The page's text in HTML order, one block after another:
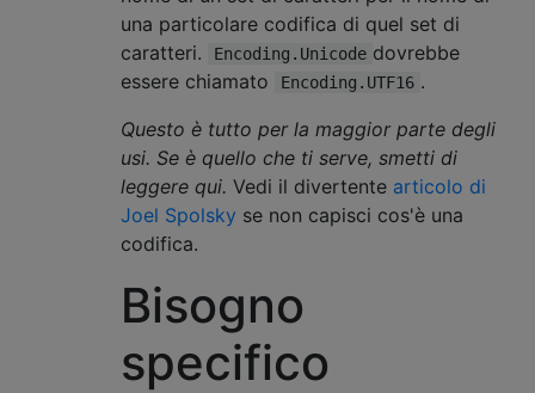
una particolare codifica di quel set di
caratteri.
Encoding.Unicode dovrebbe
essere chiamato
Encoding.UTF16 .
Questo è tutto per la maggior parte degli
usi. Se è quello che ti serve, smetti di
leggere qui. Vedi il divertente articolo di
Joel Spolsky se non capisci cos'è una
codifica.
Bisogno
specifico